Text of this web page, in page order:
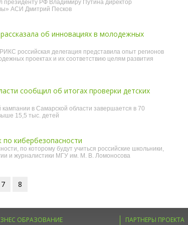
президенту РФ Владимиру Путина директор
АСИ Дмитрий Песков
об инновациях в молодежных
российская делегация представила опыт регионов
проектах и их соответствию целям развития
сообщил об итогах проверки детских
в Самарской области завершается в 70
15,5 тыс. детей
кибербезопасности
по которому будут учиться российские школьники,
и журналистики МГУ им. М. В. Ломоносова
7 8
ОБРАЗОВАНИЕ ПАРТНЕРЫ ПРОЕКТА